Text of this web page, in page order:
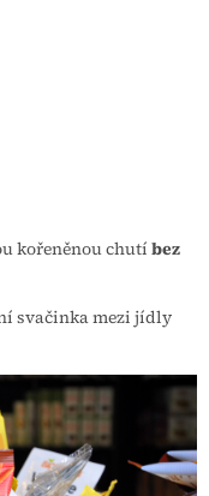
kořeněnou chutí bez
svačinka mezi jídly